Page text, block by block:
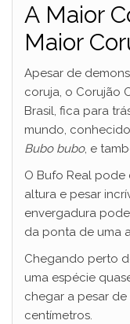
A Maior
Maior
Apesar de
coruja, o Corujão
Brasil, fica para
mundo,
Bubo bubo, e
O Bufo Real
altura e pesar
envergadura
da ponta de uma
Chegando perto
uma espécie
chegar a pesar de
centímetros.